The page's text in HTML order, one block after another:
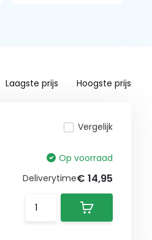
Laagste prijs Hoogste prijs
Vergelijk
Op voorraad
Deliverytime€ 14,95